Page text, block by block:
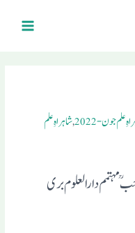
علم جون- 2022 ,شاہراہِ علم
(حضرت اقدس مولانا شاہ یوسف متالا صاحبمہتمم دارالعلوم بری